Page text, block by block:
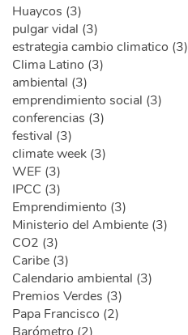
Huaycos (3)
pulgar vidal (3)
estrategia cambio climatico (3)
Clima Latino (3)
ambiental (3)
emprendimiento social (3)
conferencias (3)
festival (3)
climate week (3)
WEF (3)
IPCC (3)
Emprendimiento (3)
Ministerio del Ambiente (3)
CO2 (3)
Caribe (3)
Calendario ambiental (3)
Premios Verdes (3)
Papa Francisco (2)